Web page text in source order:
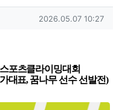
작성일
2026.05.07 10:27
포츠클라이밍대회
대표,꿈나무 선수 선발전)